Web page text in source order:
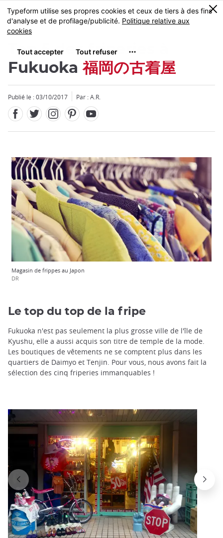
Skip
to
main
MENU
0
Top 5 des friperies à
Fukuoka福岡の古着屋
Publié le : 03/10/2017 Par : A.R.
Magasin de frippes au Japon
DR
Le top du top de la fripe
Fukuoka n'est pas seulement la plus grosse ville de l'île de
Kyushu, elle a aussi acquis son titre de temple de la mode.
Les boutiques de vêtements ne se comptent plus dans les
quartiers de Daimyo et Tenjin. Pour vous, nous avons fait la
sélection des cinq friperies immanquables !
Fermer